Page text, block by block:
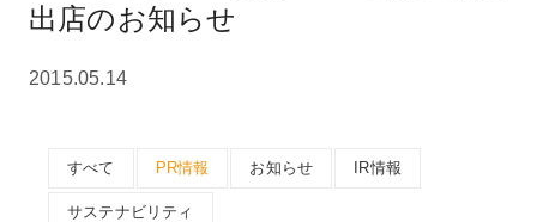
出店のお知らせ
2015.05.14
すべて PR情報 お知らせ IR情報
サステナビリティ